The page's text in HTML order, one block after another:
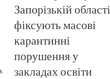
Запорізькій області
фіксують масові
карантинні
порушення у
закладах освіти